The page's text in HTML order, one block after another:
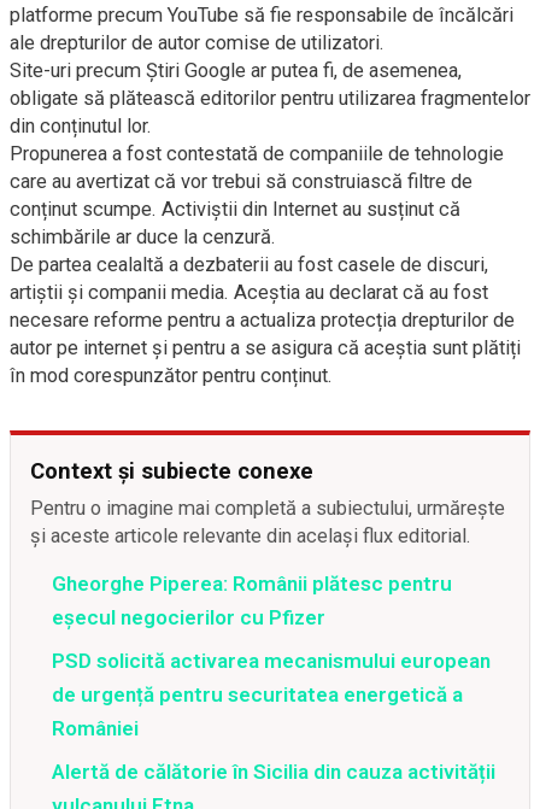
platforme precum YouTube să fie responsabile de încălcări
ale drepturilor de autor comise de utilizatori.
Site-uri precum Știri Google ar putea fi, de asemenea,
obligate să plătească editorilor pentru utilizarea fragmentelor
din conținutul lor.
Propunerea a fost contestată de companiile de tehnologie
care au avertizat că vor trebui să construiască filtre de
conținut scumpe. Activiștii din Internet au susținut că
schimbările ar duce la cenzură.
De partea cealaltă a dezbaterii au fost casele de discuri,
artiștii și companii media. Aceștia au declarat că au fost
necesare reforme pentru a actualiza protecția drepturilor de
autor pe internet și pentru a se asigura că aceștia sunt plătiți
în mod corespunzător pentru conținut.
Context și subiecte conexe
Pentru o imagine mai completă a subiectului, urmărește
și aceste articole relevante din același flux editorial.
Gheorghe Piperea: Românii plătesc pentru
eșecul negocierilor cu Pfizer
PSD solicită activarea mecanismului european
de urgență pentru securitatea energetică a
României
Alertă de călătorie în Sicilia din cauza activității